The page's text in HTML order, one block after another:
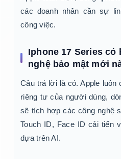
các doanh nhân cần sự
công việc.
Iphone 17 Series có
nghệ bảo mật mới
Câu trả lời là có. Apple luôn
riêng tư của người dùng,
sẽ tích hợp các công nghệ
Touch ID, Face ID cải tiến
dựa trên AI.